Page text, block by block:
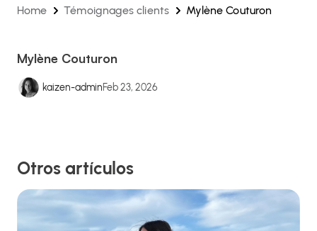
Home Témoignages clients Mylène Couturon
Mylène Couturon
kaizen-adminFeb 23, 2026
Otros artículos